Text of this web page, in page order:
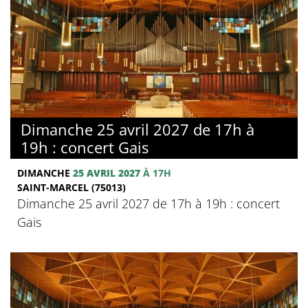
Dimanche 25 avril 2027 de 17h à
19h : concert Gais
DIMANCHE 25 AVRIL 2027 À 17H
SAINT-MARCEL (75013)
Dimanche 25 avril 2027 de 17h à 19h : concert
Gais